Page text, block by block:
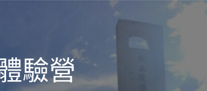
驗營